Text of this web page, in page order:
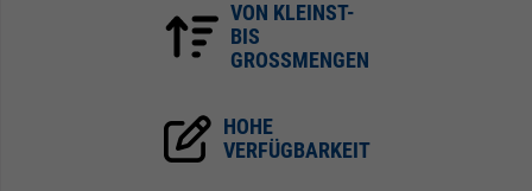
VON KLEINST-
BIS
GROSSMENGEN
HOHE
VERFÜGBARKEIT